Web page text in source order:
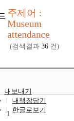
주제어 :
Museum
attendance
(검색결과 36 건)
내보내기
내책장담기
한글로보기
1